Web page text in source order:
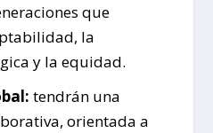
que
la
y la equidad.
tendrán una
orientada a